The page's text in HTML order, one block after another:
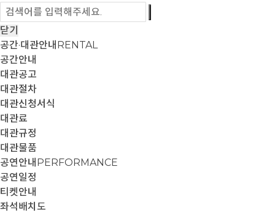
닫기
공간·대관안내 RENTAL
공간안내
대관공고
대관절차
대관신청서식
대관료
대관규정
대관물품
공연안내 PERFORMANCE
공연일정
티켓안내
좌석배치도